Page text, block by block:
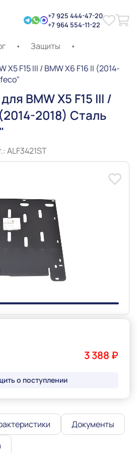
+7 925 444-47-20
+7 964 554-11-22
• Защиты
•
F15 III / BMW X6 F16 II (2014-
BMW Х5 F15 III /
2018) Сталь
ALF3421ST
3 388 ₽
о поступлении
Документы